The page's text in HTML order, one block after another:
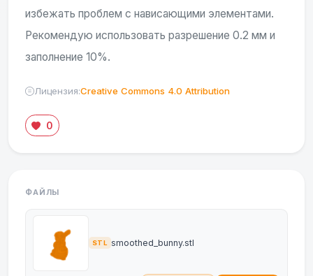
избежать проблем с нависающими элементами.
Рекомендую использовать разрешение 0.2 мм и
заполнение 10%.
Лицензия:Creative Commons 4.0 Attribution
0
ФАЙЛЫ
STL smoothed_bunny.stl